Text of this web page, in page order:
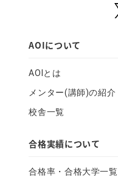
AOIについて
AOIとは
メンター(講師)の紹介
校舎一覧
合格実績について
合格率・合格大学一覧